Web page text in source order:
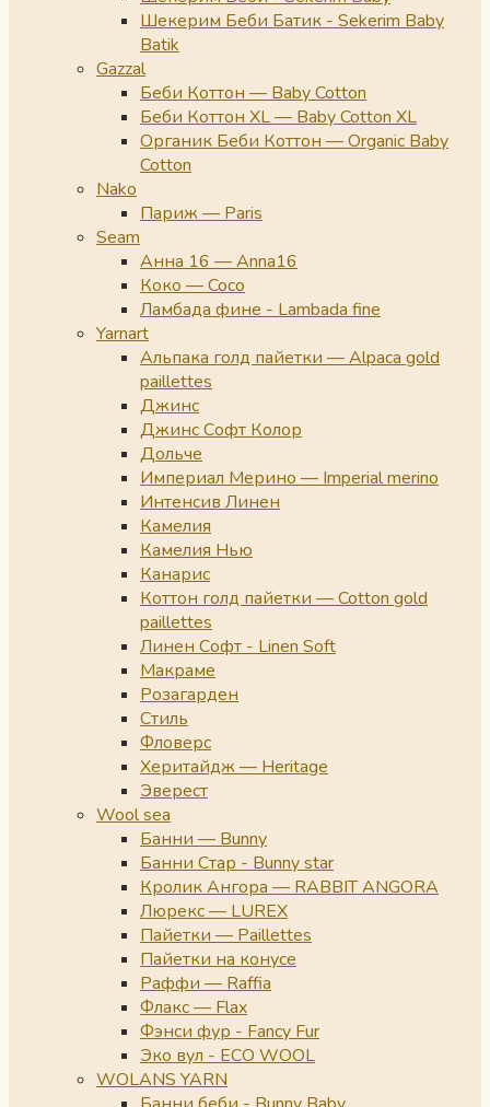
Шекерим Беби Батик - Sekerim Baby
Batik
Gazzal
Беби Коттон — Baby Cotton
Беби Коттон XL — Baby Cotton XL
Органик Беби Коттон — Organic Baby
Cotton
Nako
Париж — Paris
Seam
Анна 16 — Anna16
Коко — Coco
Ламбада фине - Lambada fine
Yarnart
Альпака голд пайетки — Alpaca gold
paillettes
Джинс
Джинс Софт Колор
Дольче
Империал Мерино — Imperial merino
Интенсив Линен
Камелия
Камелия Нью
Канарис
Коттон голд пайетки — Cotton gold
paillettes
Линен Софт - Linen Soft
Макраме
Розагарден
Стиль
Фловерс
Херитайдж — Heritage
Эверест
Wool sea
Банни — Bunny
Банни Стар - Bunny star
Кролик Ангора — RABBIT ANGORA
Люрекс — LUREX
Пайетки — Paillettes
Пайетки на конусе
Раффи — Raffia
Флакс — Flax
Фэнси фур - Fancy Fur
Эко вул - ECO WOOL
WOLANS YARN